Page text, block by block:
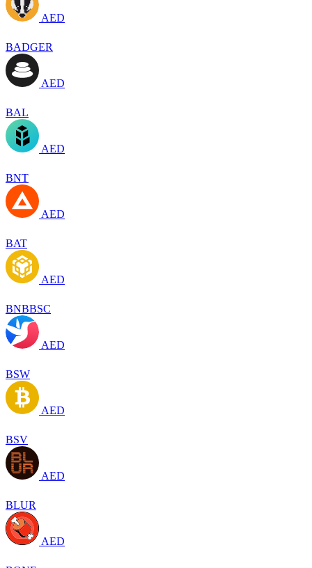
AED
BADGER
AED
BAL
AED
BNT
AED
BAT
AED
BNBBSC
AED
BSW
AED
BSV
AED
BLUR
AED